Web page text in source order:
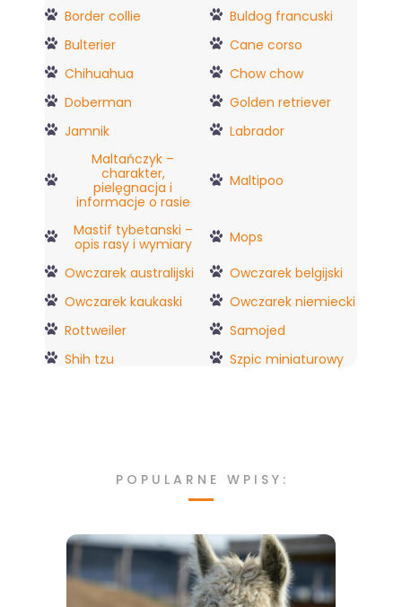
Border collie
Buldog francuski
Bulterier
Cane corso
Chihuahua
Chow chow
Doberman
Golden retriever
Jamnik
Labrador
Maltańczyk –
charakter,
pielęgnacja i
informacje o rasie
Maltipoo
Mastif tybetanski –
opis rasy i wymiary
Mops
Owczarek australijski
Owczarek belgijski
Owczarek kaukaski
Owczarek niemiecki
Rottweiler
Samojed
Shih tzu
Szpic miniaturowy
POPULARNE WPISY: